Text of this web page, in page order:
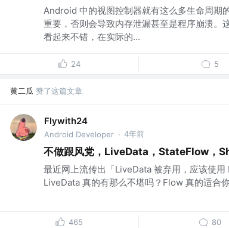
Android 中的视图控制器就有这么多生命周期
重要，否则会导致内存泄漏甚至是程序崩溃。
看起来不错，在实际的...
24 5
黄二瓜 赞了这篇文章
Flywith24
Android Developer · 4年前
不做跟风党，LiveData，StateFlow，
最近网上流传出「LiveData 被弃用，应该使用
LiveData 真的有那么不堪吗？Flow 真的适合
465 80